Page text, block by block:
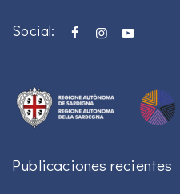
Social:
Publicaciones recientes